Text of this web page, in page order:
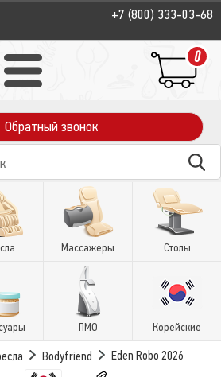
+7 (800) 333-03-68
0
Обратный звонок
Массажеры Столы
ПМО Корейские
Bodyfriend Eden Robo 2026